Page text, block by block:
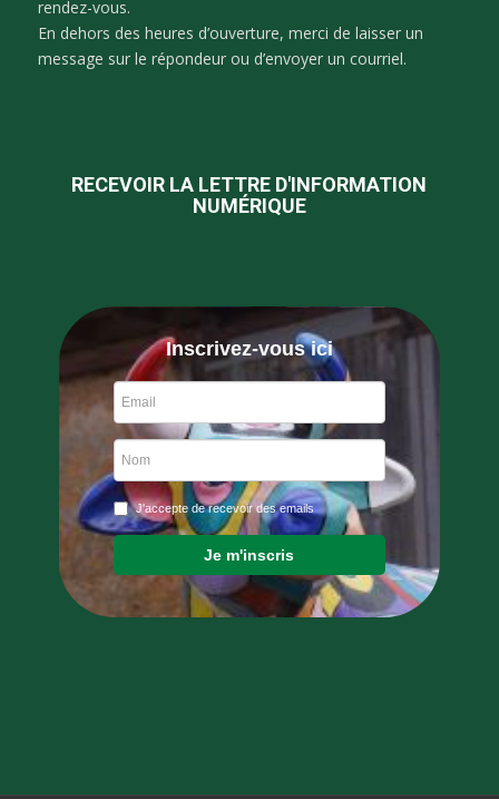
rendez-vous.
En dehors des heures d’ouverture, merci de laisser un
message sur le répondeur ou d’envoyer un courriel.
RECEVOIR LA LETTRE D'INFORMATION
NUMÉRIQUE
Inscrivez-vous ici
J'accepte de recevoir des emails
Je m'inscris